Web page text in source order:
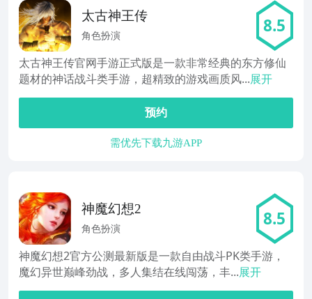
太古神王传
角色扮演 8.5
太古神王传官网手游正式版是一款非常经典的东方修仙
题材的神话战斗类手游，超精致的游戏画质风...展开
预约
需优先下载九游APP
神魔幻想2
角色扮演 8.5
神魔幻想2官方公测最新版是一款自由战斗PK类手游，
魔幻异世巅峰劲战，多人集结在线闯荡，丰...展开